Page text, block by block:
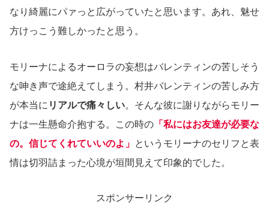
なり綺麗にパァっと広がっていたと思います。あれ、魅せ
方けっこう難しかったと思う。
モリーナによるオーロラの妄想はバレンティンの苦しそう
な呻き声で途絶えてしまう。村井バレンティンの苦しみ方
が本当に リアルで痛々しい。そんな彼に謝りながらモリー
ナは一生懸命介抱する。この時の 「私にはお友達が必要な
の。信じてくれていいのよ」 というモリーナのセリフと表
情は切羽詰まった心境が垣間見えて印象的でした。
スポンサーリンク